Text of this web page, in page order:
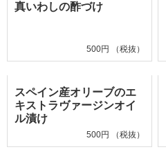
真いわしの酢づけ
500円 （税抜）
スペイン産オリーブのエ
キストラヴァージンオイ
ル漬け
500円 （税抜）